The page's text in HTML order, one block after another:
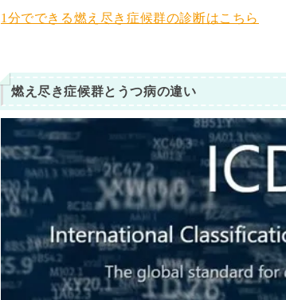
1分でできる燃え尽き症候群の診断はこちら
燃え尽き症候群とうつ病の違い